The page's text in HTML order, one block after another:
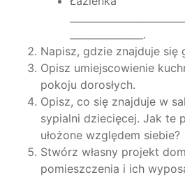
_______________.
Napisz, gdzie znajduje się
Opisz umiejscowienie
pokoju dorosłych.
Opisz, co się znajduje w
sypialni dziecięcej. Jak te
ułożone względem siebie?
Stwórz własny projekt
pomieszczenia i ich